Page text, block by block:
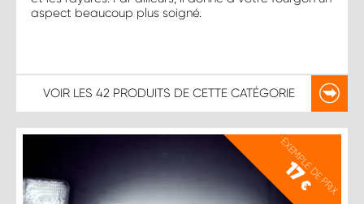
aspect beaucoup plus soigné.
VOIR LES 42 PRODUITS DE CETTE CATÉGORIE
EXEMPLE DE PRIX
17
€